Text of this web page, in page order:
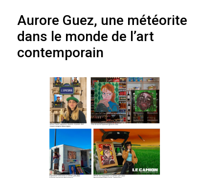
Aurore Guez, une météorite
dans le monde de l’art
contemporain